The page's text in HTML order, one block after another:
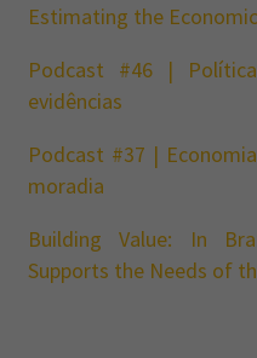
Estimating the
Podcast #46 |
evidências
Podcast #37 |
moradia
Building Value: In
Supports the Needs of